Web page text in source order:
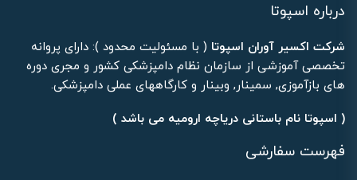
درباره اسپوتا
شرکت اکسیر آوران اسپوتا ( با مسئولیت محدود ): دارای پروانه
تخصصی آموزشی از سازمان نظام دامپزشکی کشور و مجری دوره
های بازآموزی, سمینار, وبینار و کارگاههای عملی دامپزشکی.
( اسپوتا نام باستانی دریاچه ارومیه می باشد )
فهرست سفارشی